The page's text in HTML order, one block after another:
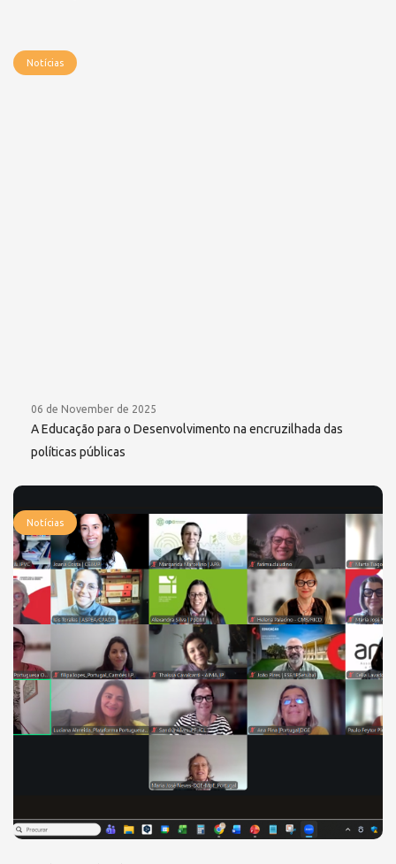
Notícias
06 de November de 2025
A Educação para o Desenvolvimento na encruzilhada das
políticas públicas
Notícias